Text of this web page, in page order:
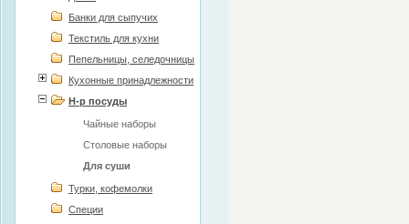
Банки для сыпучих
Текстиль для кухни
Пепельницы, селедочницы
Кухонные принадлежности
Н-р посуды
Чайные наборы
Столовые наборы
Для суши
Турки, кофемолки
Специи